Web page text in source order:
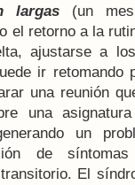
largas (un
el retorno a la
ajustarse a
ir retomando
una reunión
una
un
de
El